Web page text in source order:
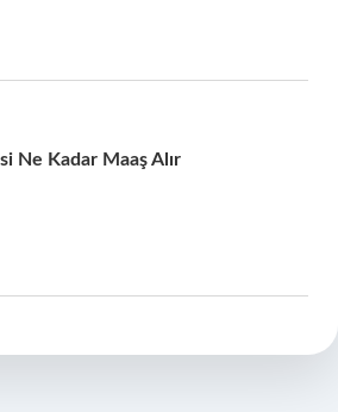
Ne Kadar Maaş Alır